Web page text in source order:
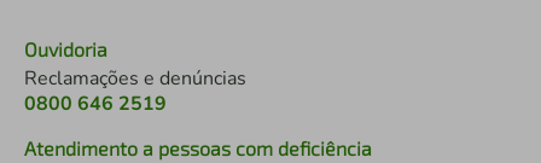
Ouvidoria
Reclamações e denúncias
0800 646 2519
Atendimento a pessoas com deficiência